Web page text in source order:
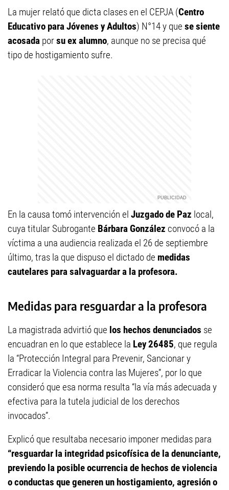
La mujer relató que dicta clases en el CEPJA (Centro
Educativo para Jóvenes y Adultos) N°14 y que se siente
acosada porsu ex alumno, aunque no se precisa qué
tipo de hostigamiento sufre.
En la causa tomó intervención el Juzgado de Paz local,
cuya titular Subrogante Bárbara González convocó a la
víctima a una audiencia realizada el 26 de septiembre
último, tras la que dispuso el dictado de medidas
cautelares para salvaguardar a la profesora.
Medidas para resguardar a la profesora
La magistrada advirtió que los hechos denunciados se
encuadran en lo que establece la Ley 26485, que regula
la “Protección Integral para Prevenir, Sancionar y
Erradicar la Violencia contra las Mujeres”, por lo que
consideró que esa norma resulta “la vía más adecuada y
efectiva para la tutela judicial de los derechos
invocados”.
Explicó que resultaba necesario imponer medidas para
“resguardar la integridad psicofísica de la denunciante,
previendo la posible ocurrencia de hechos de violencia
o conductas que generen un hostigamiento, agresión o